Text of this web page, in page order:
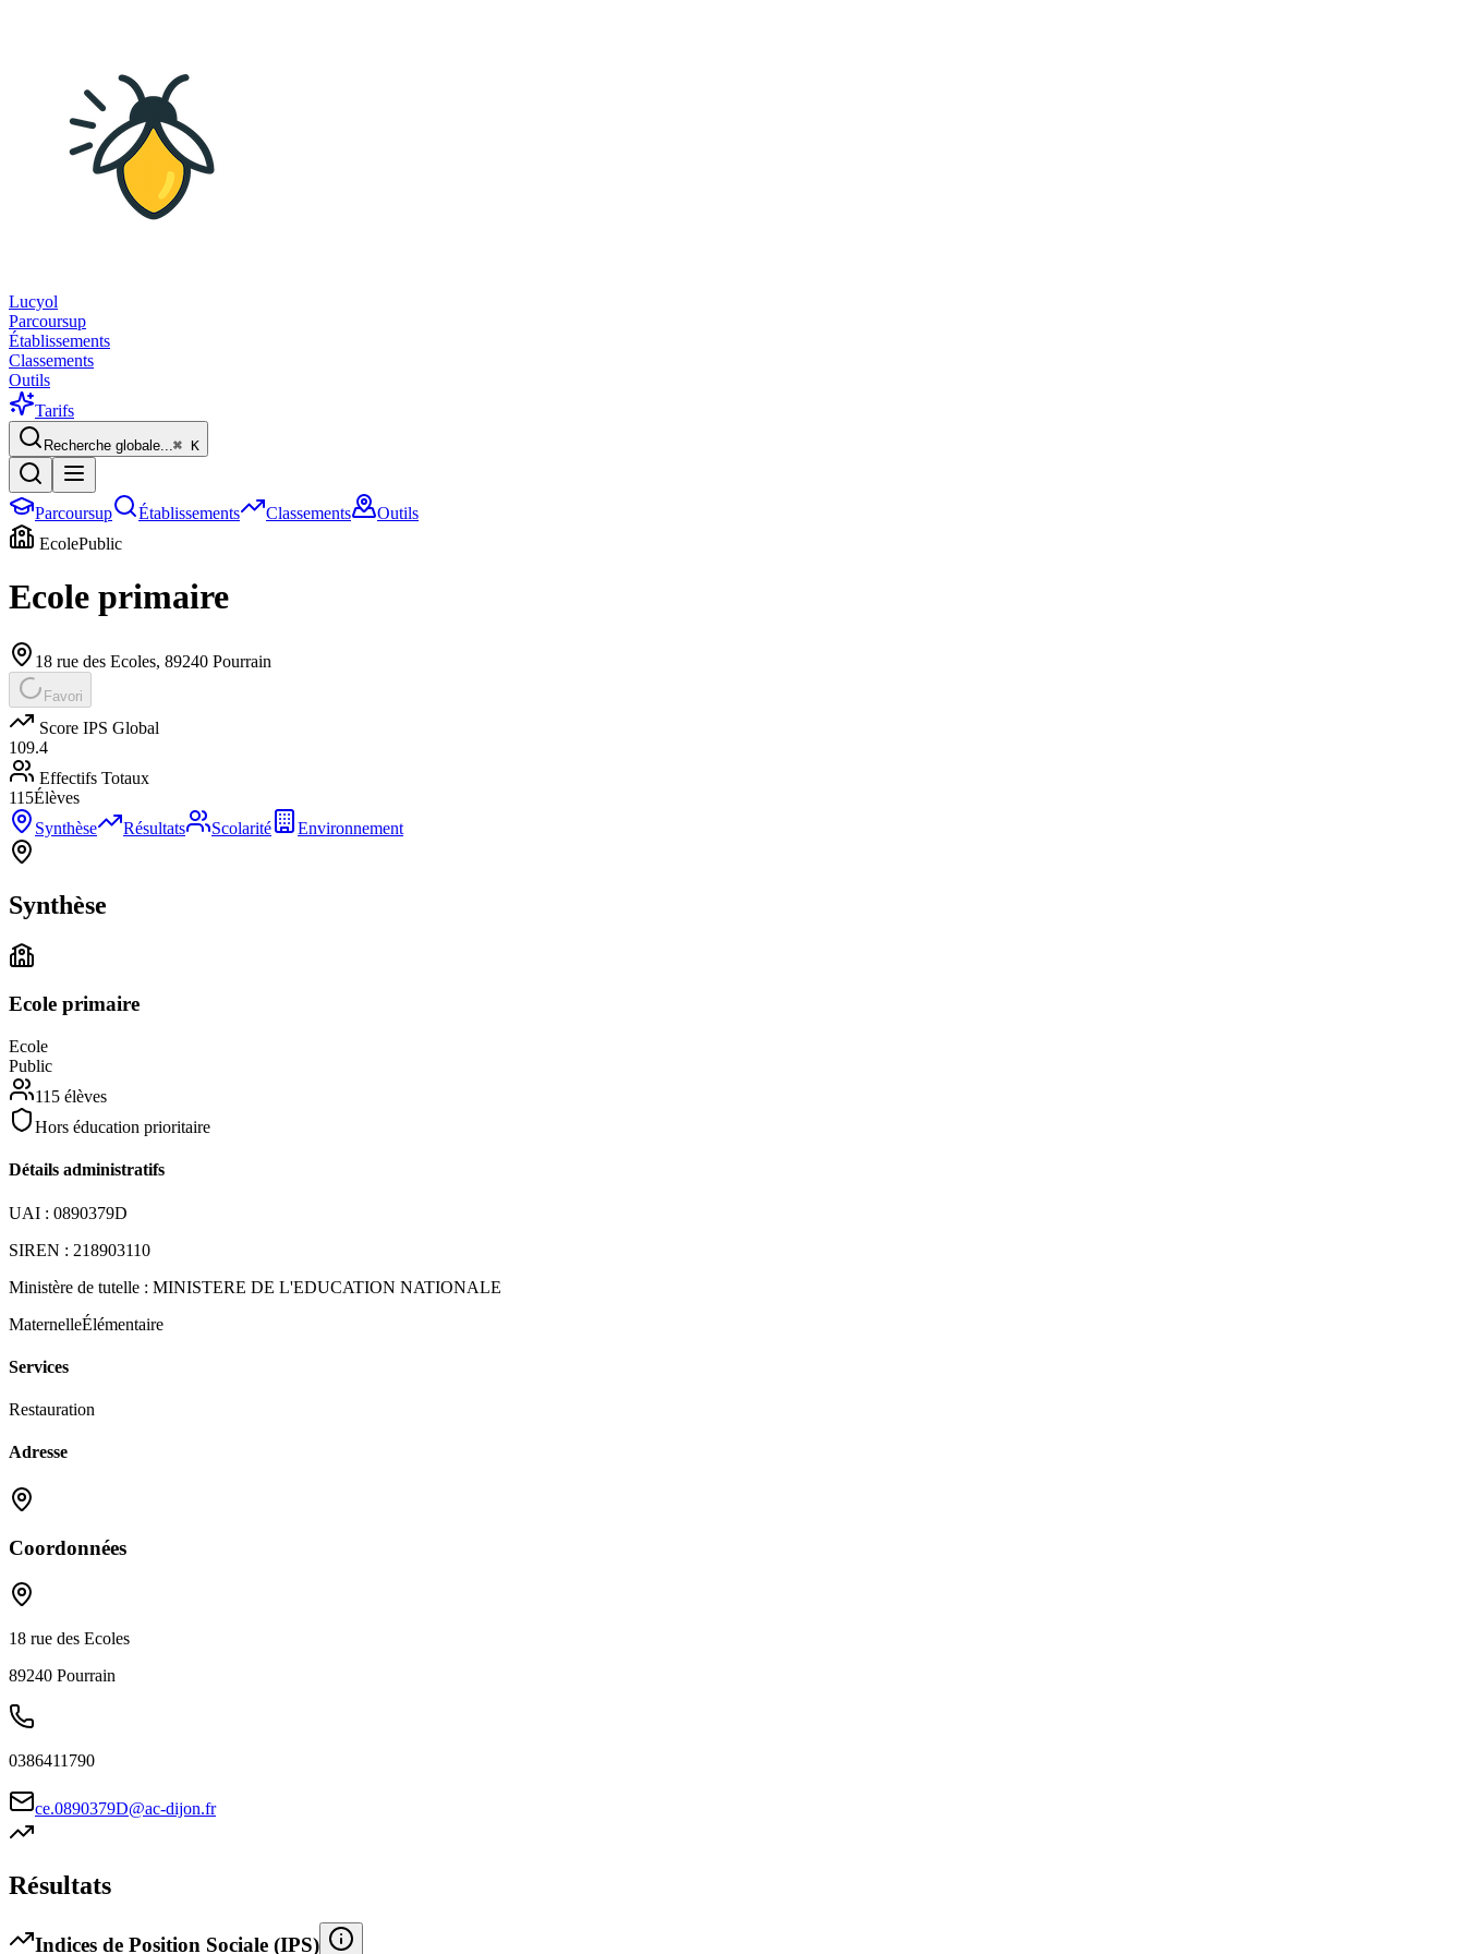
Lucyol
Parcoursup
Établissements
Classements
Outils
Tarifs
Recherche globale...⌘ K
Parcoursup Établissements Classements
Outils
EcolePublic
Ecole primaire
18 rue des Ecoles, 89240 Pourrain
Favori
Score IPS Global
109.4
Effectifs Totaux
115Élèves
Synthèse
Résultats Scolarité Environnement
Synthèse
Ecole primaire
Ecole
Public
115 élèves
Hors éducation prioritaire
Détails administratifs
UAI : 0890379D
SIREN : 218903110
Ministère de tutelle : MINISTERE DE L'EDUCATION NATIONALE
MaternelleÉlémentaire
Services
Restauration
Adresse
Coordonnées
18 rue des Ecoles
89240 Pourrain
0386411790
ce.0890379D@ac-dijon.fr
Résultats
Indices de Position Sociale (IPS)